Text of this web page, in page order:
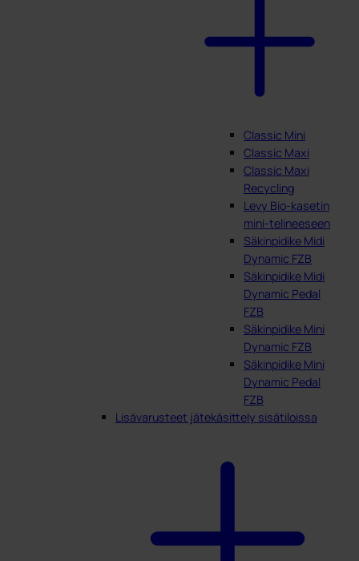
Classic Mini
Classic Maxi
Classic Maxi
Recycling
Levy Bio-kasetin
mini-telineeseen
Säkinpidike Midi
Dynamic FZB
Säkinpidike Midi
Dynamic Pedal
FZB
Säkinpidike Mini
Dynamic FZB
Säkinpidike Mini
Dynamic Pedal
FZB
Lisävarusteet jätekäsittely sisätiloissa